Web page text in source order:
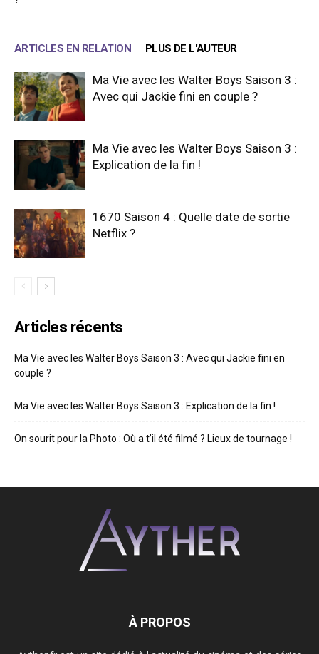
ARTICLES EN RELATION PLUS DE L'AUTEUR
Ma Vie avec les Walter Boys Saison 3 :
Avec qui Jackie fini en couple ?
Ma Vie avec les Walter Boys Saison 3 :
Explication de la fin !
1670 Saison 4 : Quelle date de sortie
Netflix ?
Articles récents
Ma Vie avec les Walter Boys Saison 3 : Avec qui Jackie fini en
couple ?
Ma Vie avec les Walter Boys Saison 3 : Explication de la fin !
On sourit pour la Photo : Où a t’il été filmé ? Lieux de tournage !
À PROPOS